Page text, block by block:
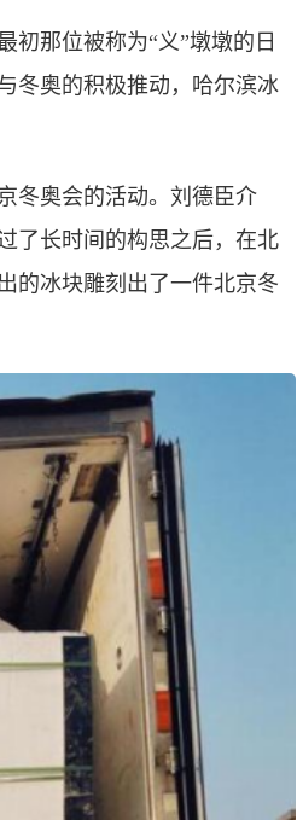
初那位被称为“义”墩墩的日
冬奥的积极推动，哈尔滨冰
冬奥会的活动。刘德臣介
了长时间的构思之后，在北
的冰块雕刻出了一件北京冬